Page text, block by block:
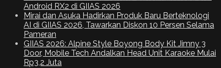
Android RX2 di GIIAS 2026
Mirai dan Asuka Hadirkan Produk Baru Berteknologi
AI di GIIAS 2026, Tawarkan Diskon 10 Persen Selama
Pameran
GIIAS 2026: Alpine Style Boyong Body Kit Jimny 3
Door, Mobile Tech Andalkan Head Unit Karaoke Mulai
Rp3,2 Juta